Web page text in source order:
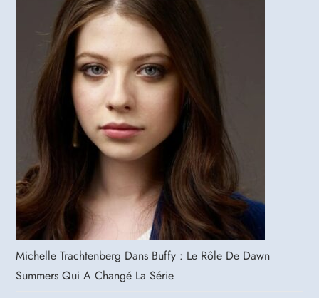
Michelle Trachtenberg Dans Buffy : Le Rôle De Dawn
Summers Qui A Changé La Série